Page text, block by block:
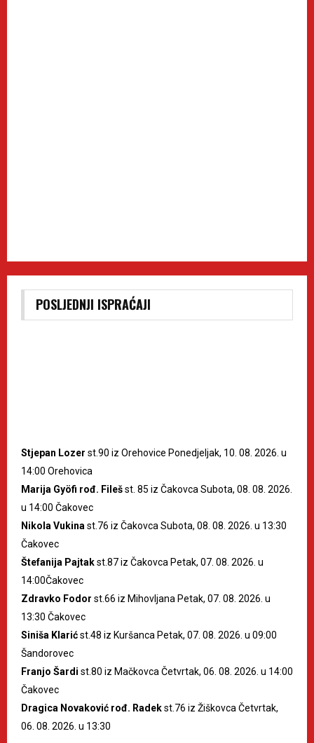
POSLJEDNJI ISPRAĆAJI
Stjepan Lozer st.90 iz Orehovice Ponedjeljak, 10. 08. 2026. u
14:00 Orehovica
Marija Gyöfi rođ. Filešst. 85 iz Čakovca Subota, 08. 08. 2026.
u 14:00 Čakovec
Nikola Vukina st.76 iz Čakovca Subota, 08. 08. 2026. u 13:30
Čakovec
Štefanija Pajtakst.87 iz Čakovca Petak, 07. 08. 2026. u
14:00Čakovec
Zdravko Fodor st.66 iz Mihovljana Petak, 07. 08. 2026. u
13:30 Čakovec
Siniša Klarićst.48 iz Kuršanca Petak, 07. 08. 2026. u 09:00
Šandorovec
Franjo Šardi st.80 iz Mačkovca Četvrtak, 06. 08. 2026. u 14:00
Čakovec
Dragica Novaković rođ. Radekst.76 iz Žiškovca Četvrtak,
06. 08. 2026. u 13:30